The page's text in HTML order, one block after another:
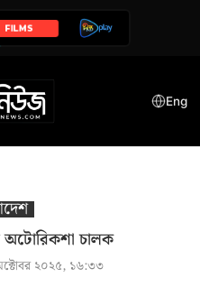
SERIES
Eng
অটোরিকশা চালক
২০২৫, ১৬:৩৩